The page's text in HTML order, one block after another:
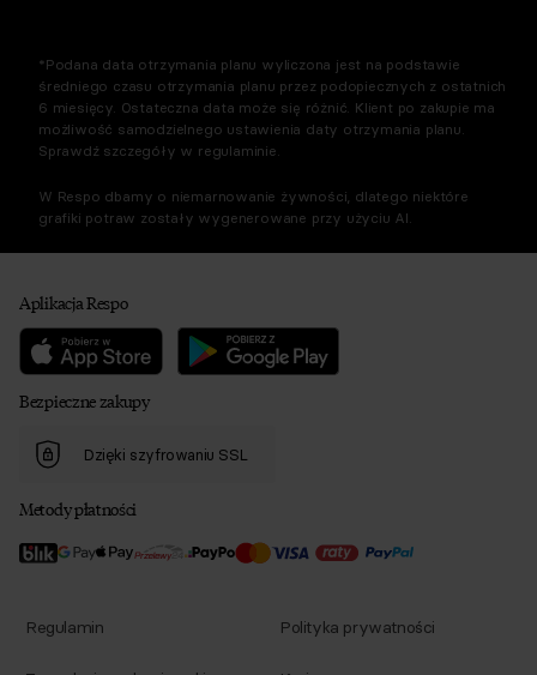
*Podana data otrzymania planu wyliczona jest na podstawie
średniego czasu otrzymania planu przez podopiecznych z ostatnich
6 miesięcy. Ostateczna data może się różnić. Klient po zakupie ma
możliwość samodzielnego ustawienia daty otrzymania planu.
Sprawdź szczegóły w regulaminie.
W Respo dbamy o niemarnowanie żywności, dlatego niektóre
grafiki potraw zostały wygenerowane przy użyciu AI.
Aplikacja Respo
Bezpieczne zakupy
Dzięki szyfrowaniu SSL
Metody płatności
Regulamin Polityka prywatności